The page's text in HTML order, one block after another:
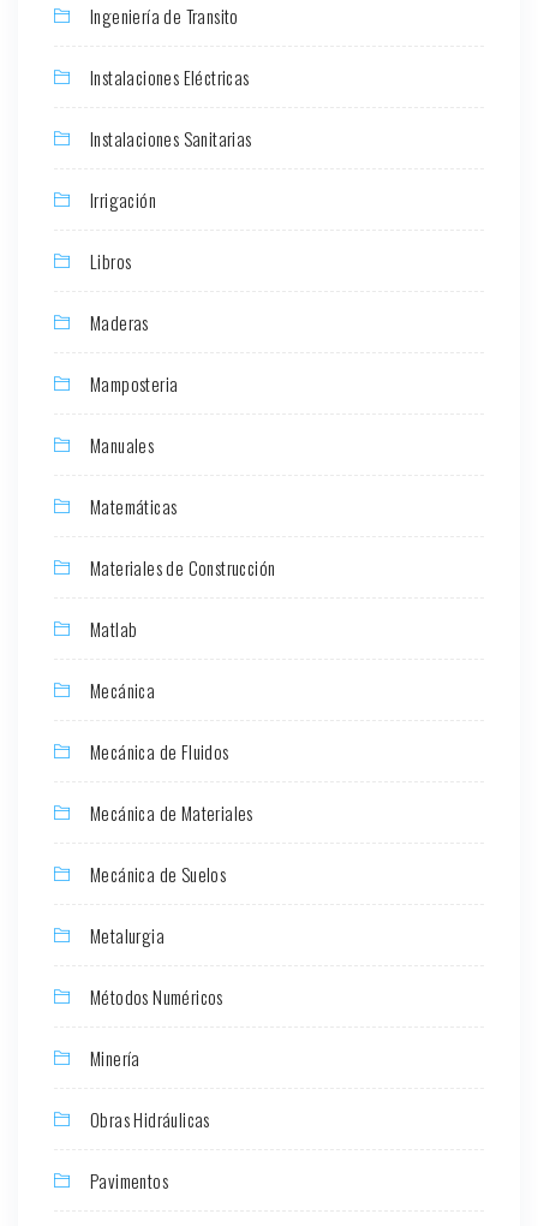
Ingeniería de Transito
Instalaciones Eléctricas
Instalaciones Sanitarias
Irrigación
Libros
Maderas
Mamposteria
Manuales
Matemáticas
Materiales de Construcción
Matlab
Mecánica
Mecánica de Fluidos
Mecánica de Materiales
Mecánica de Suelos
Metalurgia
Métodos Numéricos
Minería
Obras Hidráulicas
Pavimentos